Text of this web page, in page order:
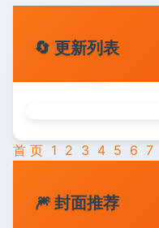
🔄 更新列表
首 页 1 2 3 4 5 6 7
🎆 封面推荐